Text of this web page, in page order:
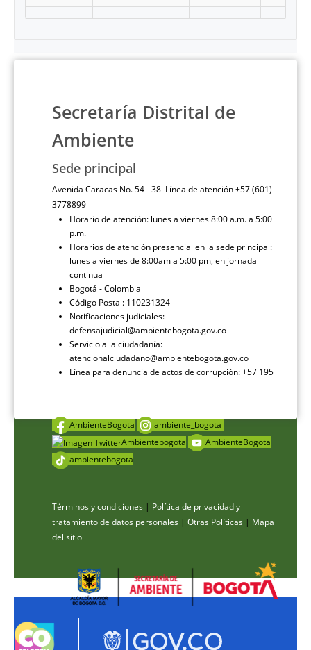
Secretaría Distrital de
Ambiente
Sede principal
Avenida Caracas No. 54 - 38 Línea de atención +57 (601)
3778899
Horario de atención: lunes a viernes 8:00 a.m. a 5:00
p.m.
Horarios de atención presencial en la sede principal:
lunes a viernes de 8:00am a 5:00 pm, en jornada
continua
Bogotá - Colombia
Código Postal: 110231324
Notificaciones judiciales:
defensajudicial@ambientebogota.gov.co
Servicio a la ciudadanía:
atencionalciudadano@ambientebogota.gov.co
Línea para denuncia de actos de corrupción: +57 195
AmbienteBogota
ambiente_bogota
Ambientebogota
AmbienteBogota
ambientebogota
Términos y condiciones | Política de privacidad y
tratamiento de datos personales | Otras Políticas | Mapa
del sitio